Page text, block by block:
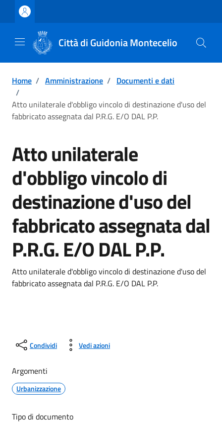
Vai ai contenuti
Vai al footer
Città di Guidonia Montecelio
Home / Amministrazione / Documenti e dati
/
Atto unilaterale d'obbligo vincolo di destinazione d'uso del
fabbricato assegnata dal P.R.G. E/O DAL P.P.
Atto unilaterale
d'obbligo vincolo di
destinazione d'uso del
fabbricato assegnata dal
P.R.G. E/O DAL P.P.
Atto unilaterale d'obbligo vincolo di destinazione d'uso del
fabbricato assegnata dal P.R.G. E/O DAL P.P.
Condividi Vedi azioni
Argomenti
Urbanizzazione
Tipo di documento